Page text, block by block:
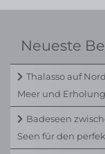
Neueste
Thalasso auf
Meer und Erholung
Badeseen
Seen für den